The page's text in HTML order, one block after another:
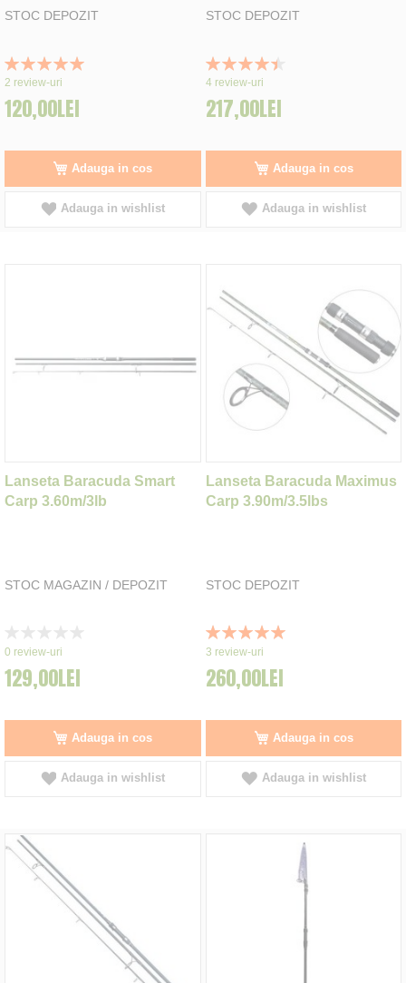
STOC DEPOZIT
Rating:
100%
2 review-uri
120,00LEI
Adauga in cos
Adauga in wishlist
STOC DEPOZIT
Rating:
90%
4 review-uri
217,00LEI
Adauga in cos
Adauga in wishlist
Lanseta Baracuda Smart
Carp 3.60m/3lb
STOC MAGAZIN / DEPOZIT
0%
0 review-uri
129,00LEI
Adauga in cos
Adauga in wishlist
Lanseta Baracuda Maximus
Carp 3.90m/3.5lbs
STOC DEPOZIT
Rating:
100%
3 review-uri
260,00LEI
Adauga in cos
Adauga in wishlist